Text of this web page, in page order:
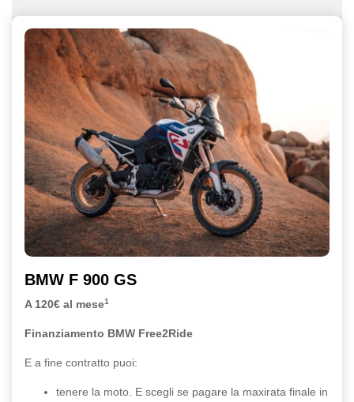
BMW F 900 GS
A 120€ al mese1
Finanziamento BMW Free2Ride
E a fine contratto puoi:
tenere la moto. E scegli se pagare la maxirata finale in